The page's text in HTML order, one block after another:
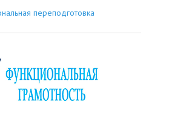
переподготовка